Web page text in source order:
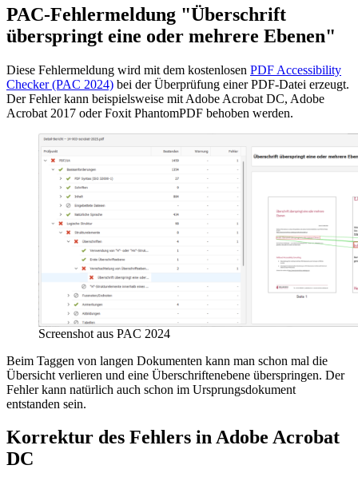
PAC-Fehlermeldung "Überschrift
überspringt eine oder mehrere Ebenen"
Diese Fehlermeldung wird mit dem kostenlosen PDF Accessibility
Checker (PAC 2024) bei der Überprüfung einer PDF-Datei erzeugt.
Der Fehler kann beispielsweise mit Adobe Acrobat DC, Adobe
Acrobat 2017 oder Foxit PhantomPDF behoben werden.
Screenshot aus PAC 2024
Beim Taggen von langen Dokumenten kann man schon mal die
Übersicht verlieren und eine Überschriftenebene überspringen. Der
Fehler kann natürlich auch schon im Ursprungsdokument
entstanden sein.
Korrektur des Fehlers in Adobe Acrobat
DC